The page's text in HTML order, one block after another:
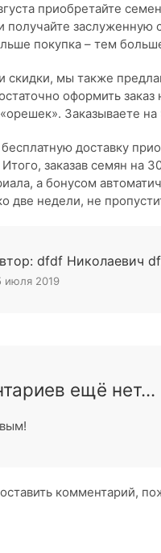
приобретайте
получайте заслуженную
покупка – тем
скидки, мы также
оформить
Заказываете
доставку
заказав семян на
а бонусом
две недели, не
dfdf Николаевич
июля 2019
ещё нет...
комментарий,